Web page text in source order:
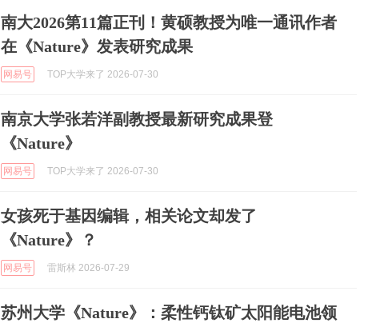
南大2026第11篇正刊！黄硕教授为唯一通讯作者
在《Nature》发表研究成果
网易号 TOP大学来了 2026-07-30
南京大学张若洋副教授最新研究成果登
《Nature》
网易号 TOP大学来了 2026-07-30
女孩死于基因编辑，相关论文却发了
《Nature》？
网易号 雷斯林 2026-07-29
苏州大学《Nature》：柔性钙钛矿太阳能电池领